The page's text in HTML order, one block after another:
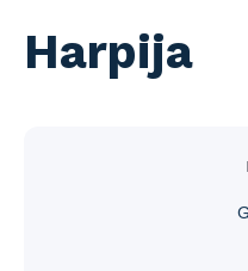
Harpija